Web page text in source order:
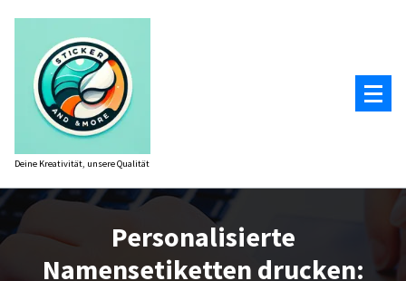
springen
Deine Kreativität, unsere Qualität
Personalisierte
Namensetiketten drucken: